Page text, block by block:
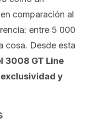
comparación al
entre 5 000
cosa. Desde esta
3008 GT Line
y